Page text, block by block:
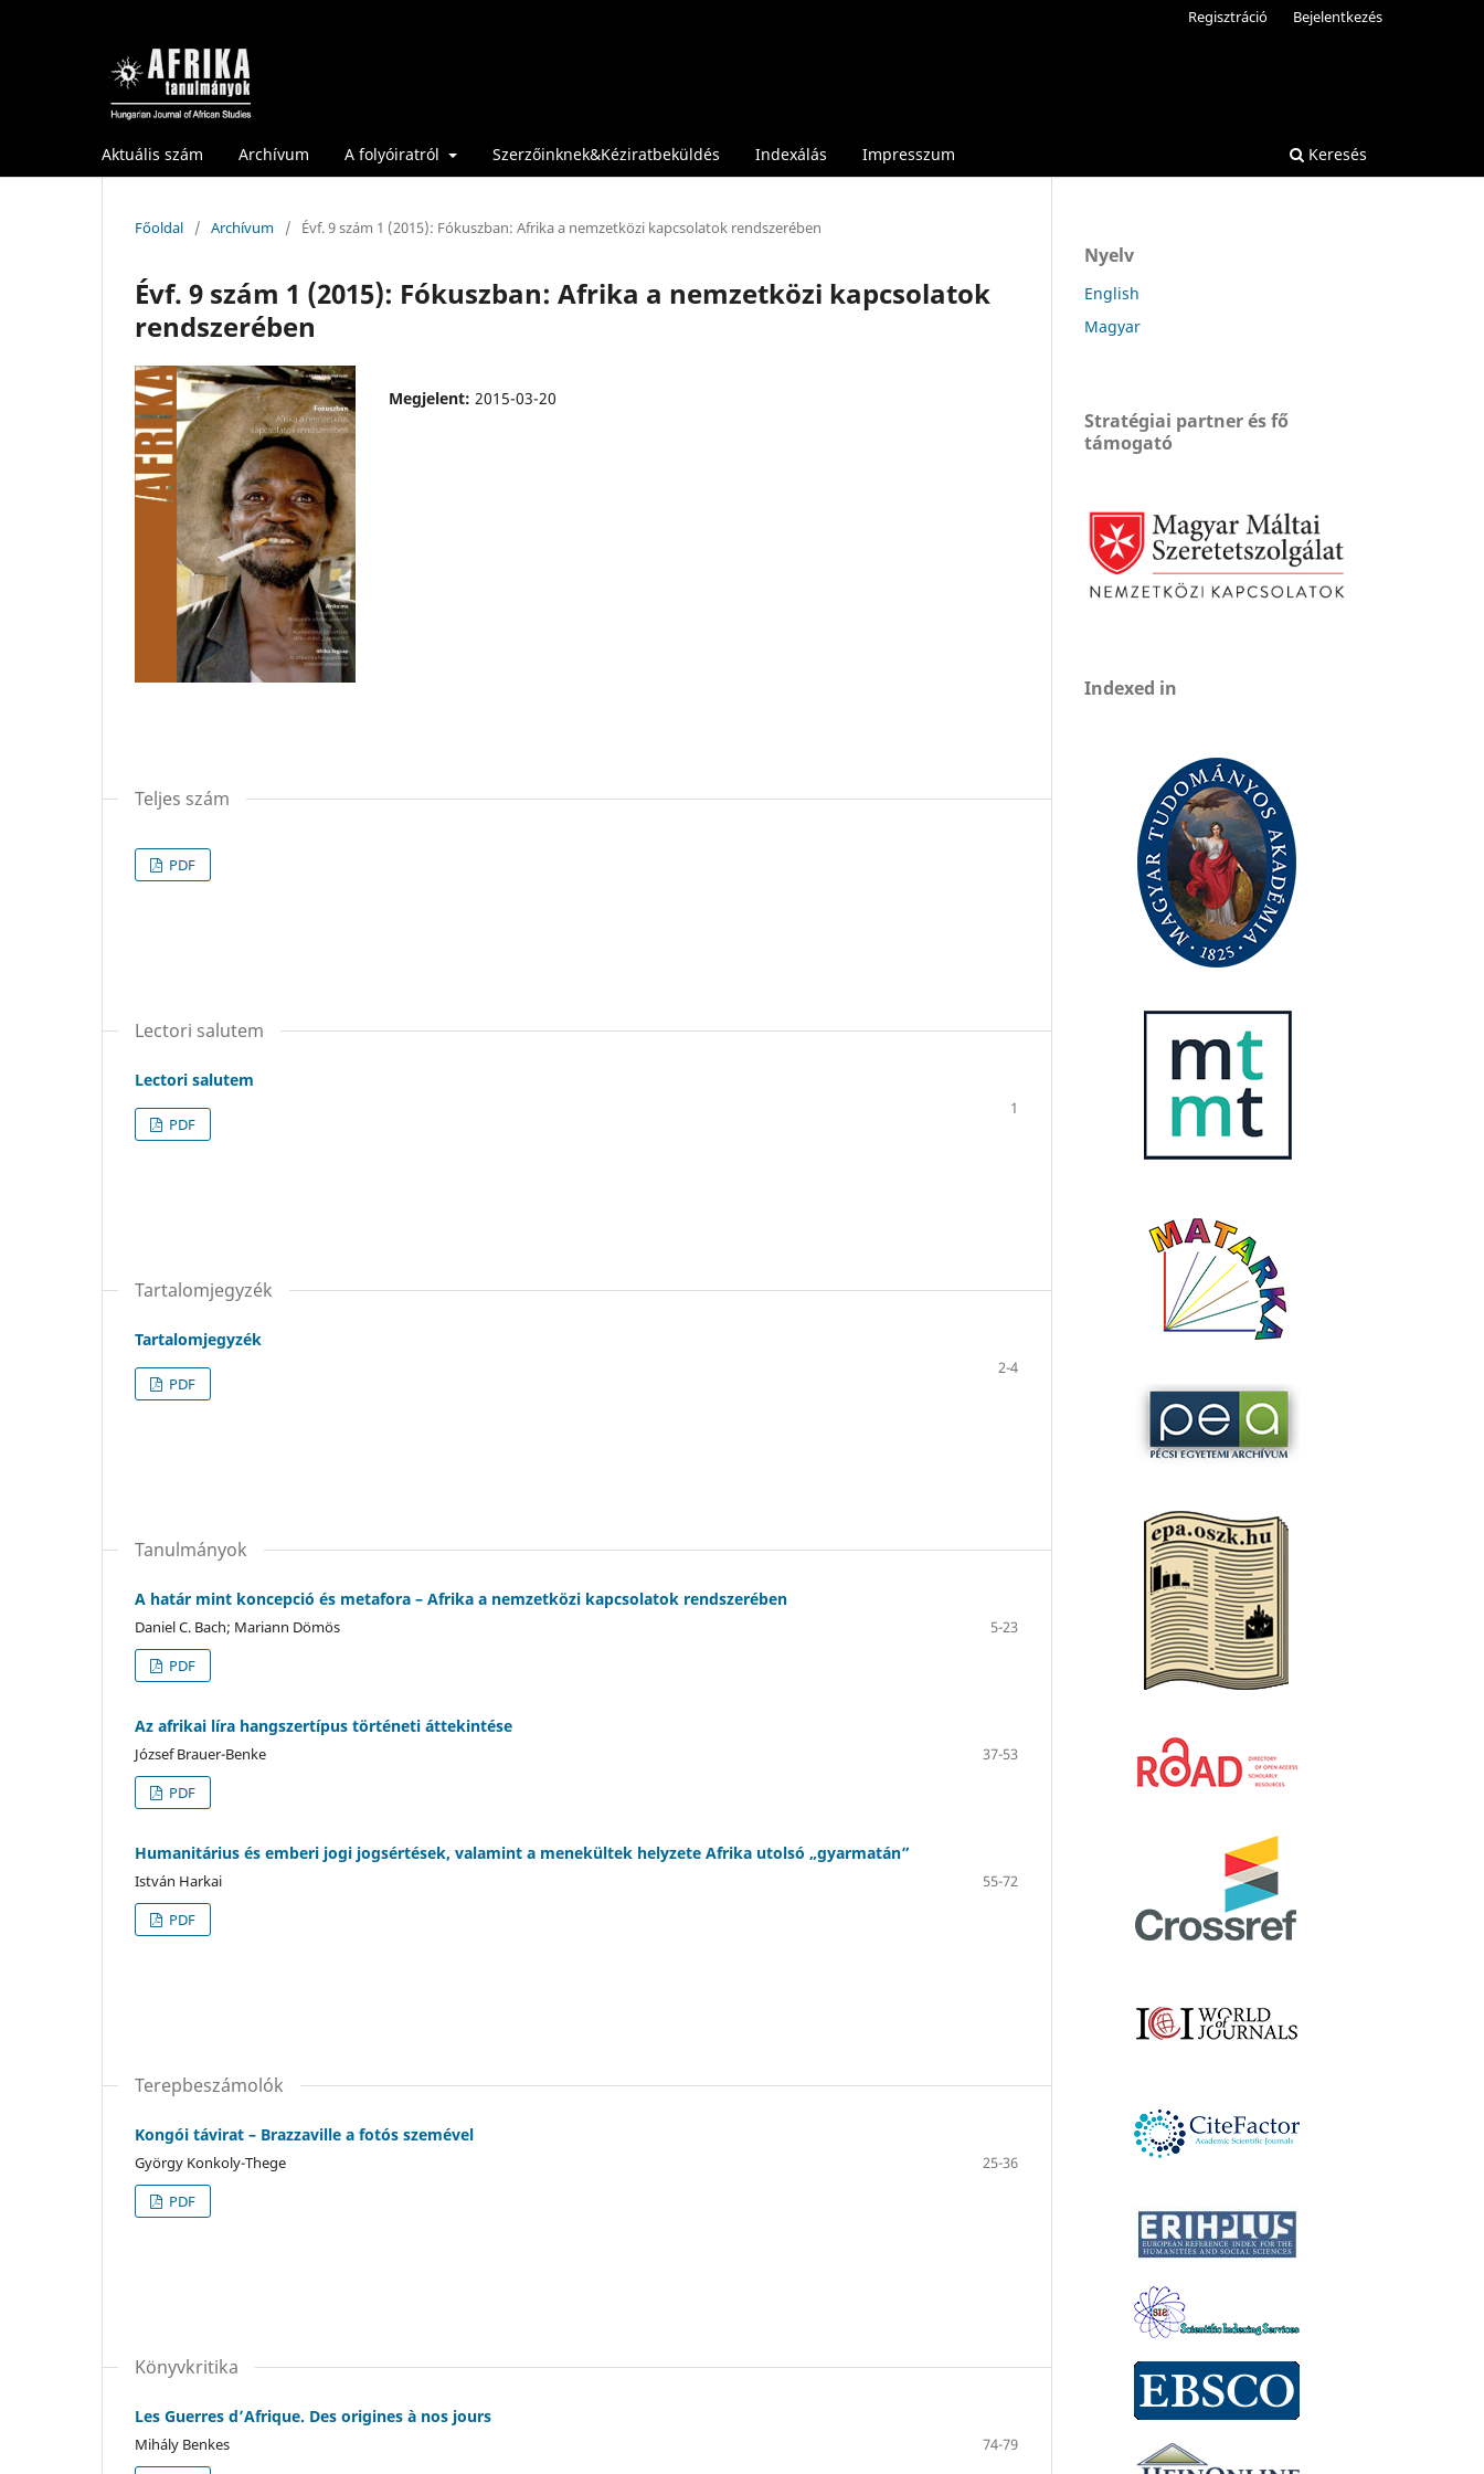
Aktuális szám Archívum A folyóiratról Szerzőinknek&Kéziratbeküldés Indexálás Impresszum Keresés
Regisztráció Bejelentkezés
Főoldal / Archívum / Évf. 9 szám 1 (2015): Fókuszban: Afrika a nemzetközi kapcsolatok rendszerében
Évf. 9 szám 1 (2015): Fókuszban: Afrika a nemzetközi kapcsolatok
rendszerében
Megjelent: 2015-03-20
Teljes szám
PDF
Lectori salutem
Lectori salutem
1
PDF
Tartalomjegyzék
Tartalomjegyzék
2-4
PDF
Tanulmányok
A határ mint koncepció és metafora – Afrika a nemzetközi kapcsolatok rendszerében
Daniel C. Bach; Mariann Dömös
5-23
PDF
Az afrikai líra hangszertípus történeti áttekintése
József Brauer-Benke
37-53
PDF
Humanitárius és emberi jogi jogsértések, valamint a menekültek helyzete Afrika utolsó „gyarmatán”
István Harkai
55-72
PDF
Terepbeszámolók
Kongói távirat – Brazzaville a fotós szemével
György Konkoly-Thege
25-36
PDF
Könyvkritika
Les Guerres d’Afrique. Des origines à nos jours
Mihály Benkes
74-79
Nyelv
English
Magyar
Stratégiai partner és fő
támogató
Indexed in